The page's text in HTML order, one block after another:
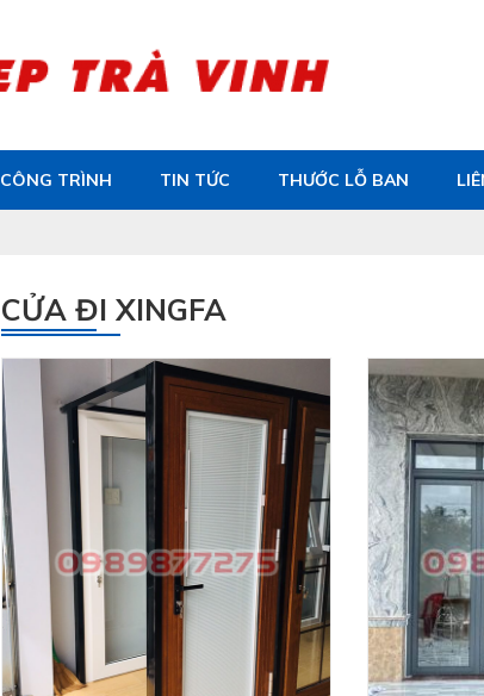
CÔNG TRÌNH TIN TỨC THƯỚC LỖ BAN
CỬA ĐI XINGFA
ĐĂNG KÝ HỢP TÁC